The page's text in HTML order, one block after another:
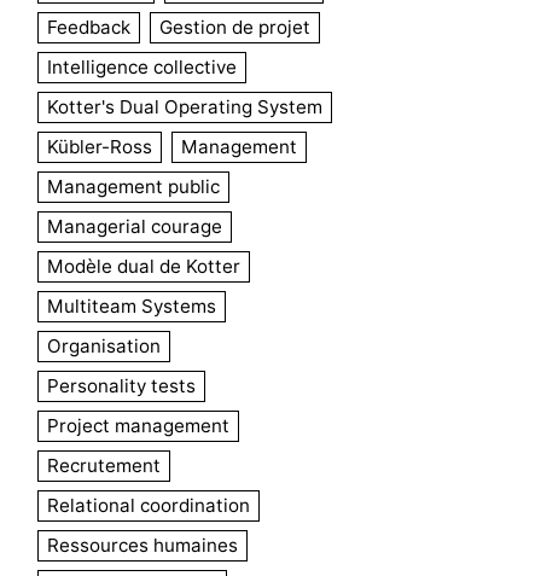
Feedback
Gestion de projet
Intelligence collective
Kotter's Dual Operating System
Kübler-Ross
Management
Management public
Managerial courage
Modèle dual de Kotter
Multiteam Systems
Organisation
Personality tests
Project management
Recrutement
Relational coordination
Ressources humaines